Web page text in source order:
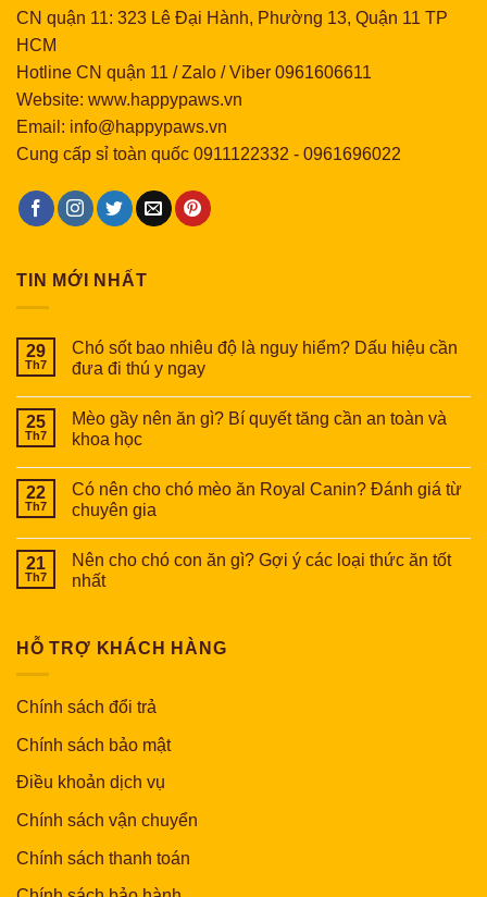
CN quận 11: 323 Lê Đại Hành, Phường 13, Quận 11 TP
HCM
Hotline CN quận 11 / Zalo / Viber 0961606611
Website: www.happypaws.vn
Email: info@happypaws.vn
Cung cấp sỉ toàn quốc 0911122332 - 0961696022
TIN MỚI NHẤT
29
Th7
Chó sốt bao nhiêu độ là nguy hiểm? Dấu hiệu cần
đưa đi thú y ngay
25
Th7
Mèo gầy nên ăn gì? Bí quyết tăng cần an toàn và
khoa học
22
Th7
Có nên cho chó mèo ăn Royal Canin? Đánh giá từ
chuyên gia
21
Th7
Nên cho chó con ăn gì? Gợi ý các loại thức ăn tốt
nhất
HỖ TRỢ KHÁCH HÀNG
Chính sách đổi trả
Chính sách bảo mật
Điều khoản dịch vụ
Chính sách vận chuyển
Chính sách thanh toán